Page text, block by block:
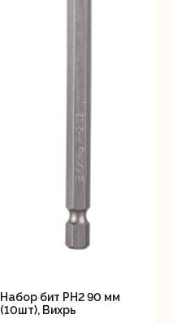
Набор бит PH2 90 мм
(10шт), Вихрь